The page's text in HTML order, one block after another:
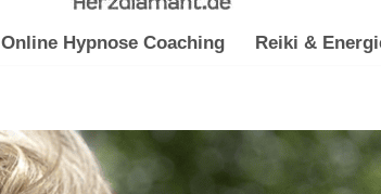
Online Hypnose Coaching Reiki &